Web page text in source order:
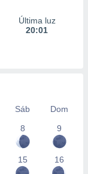
Última luz
20:01
Sáb
Dom
8 9
15 16